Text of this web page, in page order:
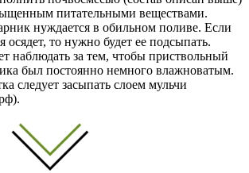
питательными веществами.
нуждается в обильном поливе. Если
осядет, то нужно будет ее подсыпать.
наблюдать за тем, чтобы приствольный
был постоянно немного влажноватым.
следует засыпать слоем мульчи